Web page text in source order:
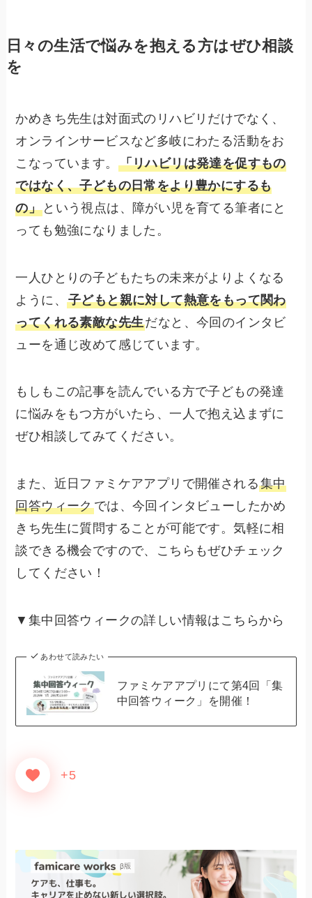
日々の生活で悩みを抱える方はぜひ相談
を
かめきち先生は対面式のリハビリだけでなく、
オンラインサービスなど多岐にわたる活動をお
こなっています。 「リハビリは発達を促すもの
ではなく、子どもの日常をより豊かにするも
の」 という視点は、障がい児を育てる筆者にと
っても勉強になりました。
一人ひとりの子どもたちの未来がよりよくなる
ように、子どもと親に対して熱意をもって関わ
ってくれる素敵な先生だなと、今回のインタビ
ューを通じ改めて感じています。
もしもこの記事を読んでいる方で子どもの発達
に悩みをもつ方がいたら、一人で抱え込まずに
ぜひ相談してみてください。
また、近日ファミケアアプリで開催される集中
回答ウィークでは、今回インタビューしたかめ
きち先生に質問することが可能です。気軽に相
談できる機会ですので、こちらもぜひチェック
してください！
▼集中回答ウィークの詳しい情報はこちらから
あわせて読みたい
ファミケアアプリにて第4回「集
中回答ウィーク」を開催！
+5